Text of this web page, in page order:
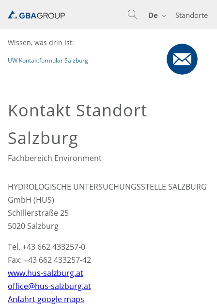
Standorte
De
Wissen, was drin ist:
UW Kontaktformular Salzburg
Kontakt Standort
Salzburg
Fachbereich Environment
HYDROLOGISCHE UNTERSUCHUNGSSTELLE SALZBURG
GmbH (HUS)
Schillerstraße 25
5020 Salzburg
Tel. +43 662 433257-0
Fax: +43 662 433257-42
www.hus-salzburg.at
office@hus-salzburg.at
Anfahrt google maps